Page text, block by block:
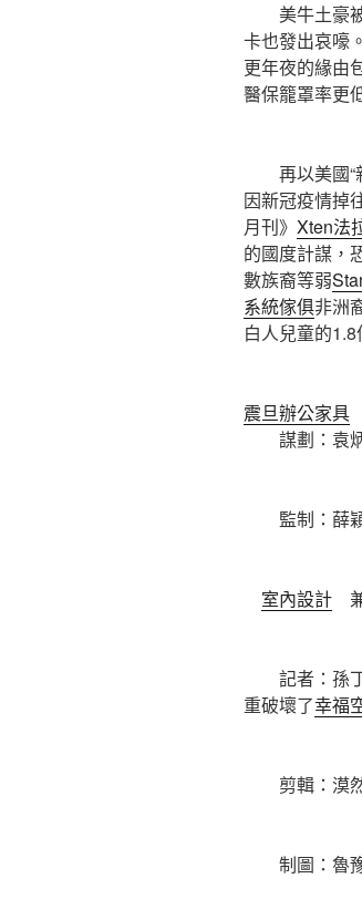
美牛土豪被
卡也發出哀嚎
更年夜的緣由
醫保籠罩率更
再以美國“
因新冠疫情掉
月刊》 Xten法
的國度計謀，
數族裔等弱
系統傢俱非洲
白人兒童的
震旦辦公家具
謀劃：袁
監制：薛
室內設計
記者：孫丁
重破壞了幸福
剪輯：漠
制圖：魯